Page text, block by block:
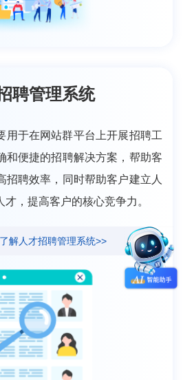
聘管理系统
用于在网站群平台上开展招聘工
和便捷的招聘解决方案，帮助客
招聘效率，同时帮助客户建立人
，提高客户的核心竞争力。
解人才招聘管理系统>>